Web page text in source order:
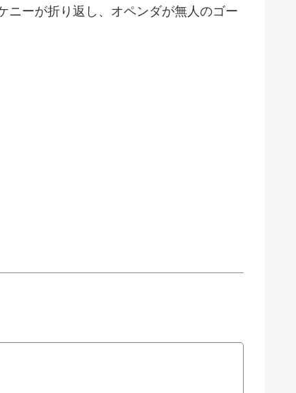
ニーが折り返し、オペンダが無人のゴー